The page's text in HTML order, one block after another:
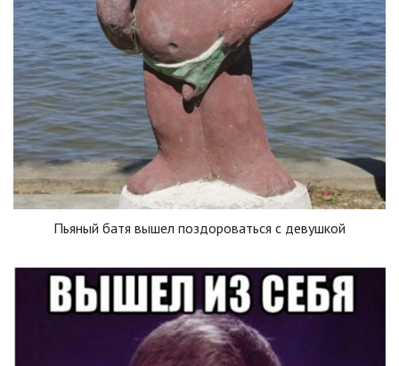
Пьяный батя вышел поздороваться с девушкой